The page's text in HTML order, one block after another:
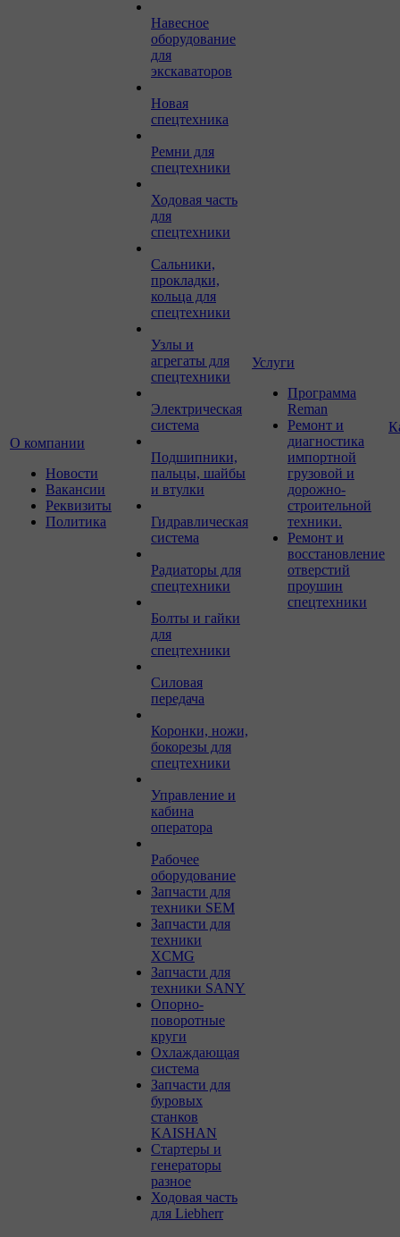
О компании
Новости
Вакансии
Реквизиты
Политика
Навесное
оборудование
для
экскаваторов
Новая
спецтехника
Ремни для
спецтехники
Ходовая часть
для
спецтехники
Сальники,
прокладки,
кольца для
спецтехники
Узлы и
агрегаты для
спецтехники
Электрическая
система
Подшипники,
пальцы, шайбы
и втулки
Гидравлическая
система
Радиаторы для
спецтехники
Болты и гайки
для
спецтехники
Силовая
передача
Коронки, ножи,
бокорезы для
спецтехники
Управление и
кабина
оператора
Рабочее
оборудование
Запчасти для
техники SEM
Запчасти для
техники
XCMG
Запчасти для
техники SANY
Опорно-
поворотные
круги
Охлаждающая
система
Запчасти для
буровых
станков
KAISHAN
Стартеры и
генераторы
разное
Ходовая часть
для Liebherr
Услуги
Программа
Reman
Ремонт и
диагностика
импортной
грузовой и
дорожно-
строительной
техники.
Ремонт и
восстановление
отверстий
проушин
спецтехники